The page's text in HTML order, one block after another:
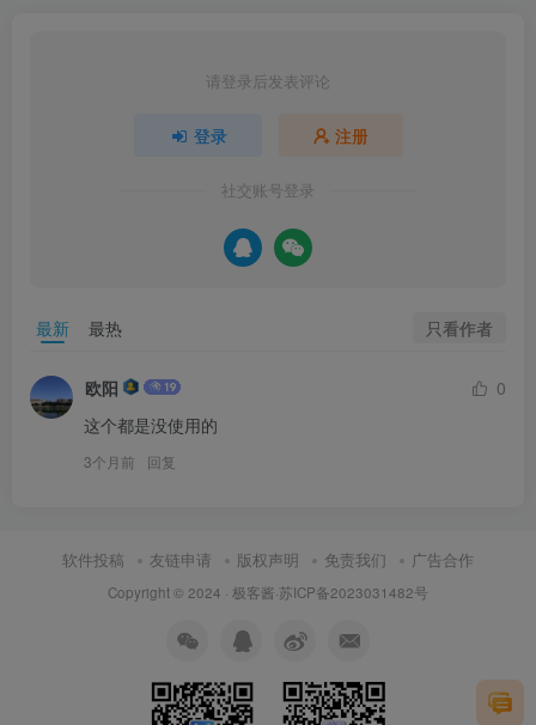
请登录后发表评论
登录 注册
社交账号登录
最新 最热 只看作者
欧阳
0
这个都是没使用的
3个月前 回复
软件投稿 友链申请 版权声明 免责我们 广告合作
Copyright © 2024 · 极客酱·苏ICP备2023031482号